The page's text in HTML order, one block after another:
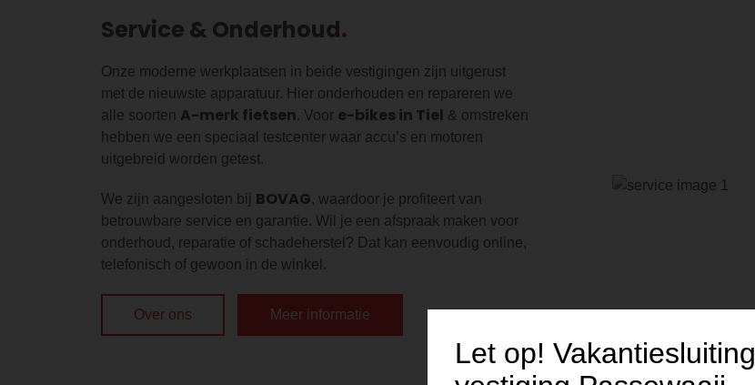
Service & Onderhoud
Onze moderne werkplaatsen in beide vestigingen zijn uitgerust
met de nieuwste apparatuur. Hier onderhouden en repareren we
alle soorten A-merk fietsen. Voor e-bikes in Tiel & omstreken
hebben we een speciaal testcenter waar accu’s en motoren
uitgebreid worden getest.
We zijn aangesloten bij BOVAG, waardoor je profiteert van
betrouwbare service en garantie. Wil je een afspraak maken voor
onderhoud, reparatie of schadeherstel? Dat kan eenvoudig online,
telefonisch of gewoon in de winkel.
Over ons Meer informatie
Let op! Vakantiesluiting